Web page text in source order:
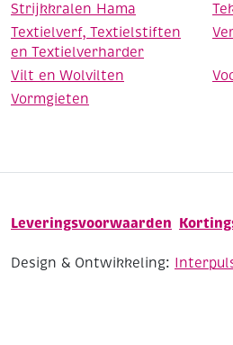
Strijkkralen Hama
Textielverf, Textielstiften
en Textielverharder
Vilt en Wolvilten
Vormgieten
Leveringsvoorwaarden
Design & Ontwikkeling: